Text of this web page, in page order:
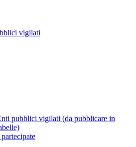
vigilati
pubblici vigilati (da pubblicare in